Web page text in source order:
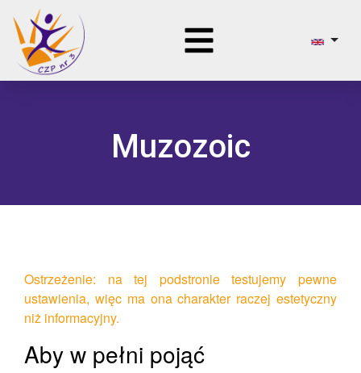
Muzozoic
Ostrzeżenie: na tej podstronie testujemy pewne
ustawienia, więc ma ona charakter raczej estetyczny
niż informacyjny.
Aby w pełni pojąć